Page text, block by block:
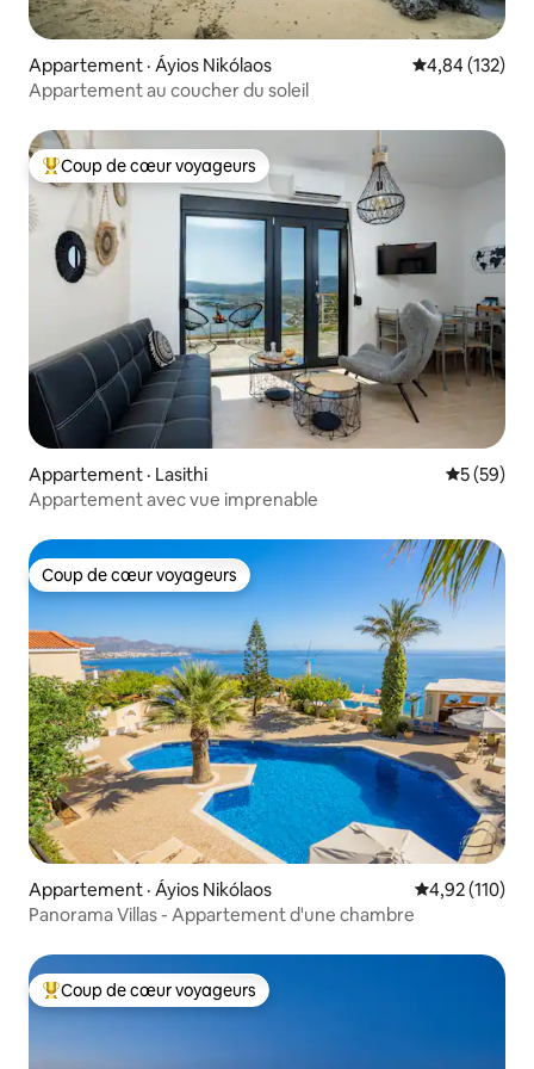
Appartement · Áyios Nikólaos Note
4,84 (132)
Appartement au coucher du soleil
Coup de cœur voyageurs parmi les plus aimés
Coup de cœur voyageurs
Appartement · Lasithi Note
5 (59)
Appartement avec vue imprenable
Coup de cœur voyageurs
Coup de cœur voyageurs
Appartement · Áyios Nikólaos Note
4,92 (110)
Panorama Villas - Appartement d'une chambre
Coup de cœur voyageurs parmi les plus aimés
Coup de cœur voyageurs